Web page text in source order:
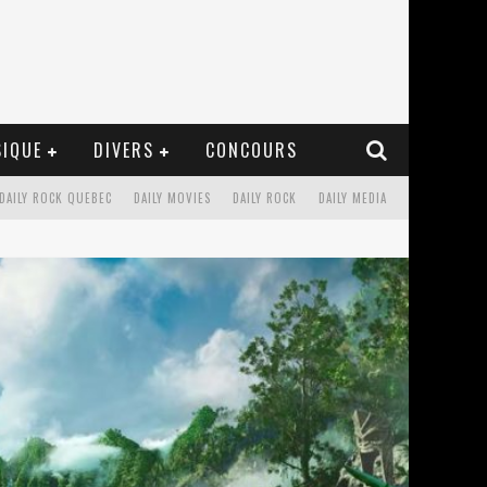
DIVERS CONCOURS
DAILY MEDIA
DAILY ROCK
DAILY MOVIES
DAILY ROCK QUEBEC